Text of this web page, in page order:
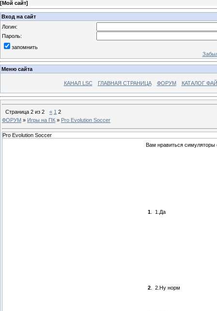
[Мой сайт]
Вход на сайт
Логин:
Пароль:
запомнить
Меню сайта
КАНАЛ LSC ГЛАВНАЯ СТРАНИЦА ФОРУМ КАТАЛОГ
Страница 2 из 2 « 1 2
ФОРУМ » Игры на ПК » Pro Evolution Soccer
Pro Evolution Soccer
Вам нравиться симуляторы
1 1.Да
2 2.Ну норм